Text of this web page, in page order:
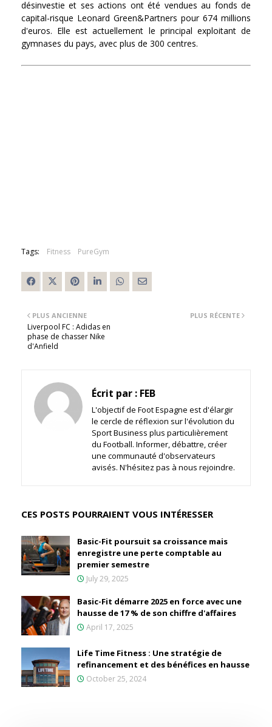
désinvestie et ses actions ont été vendues au fonds de
capital-risque Leonard Green&Partners pour 674 millions
d'euros. Elle est actuellement le principal exploitant de
gymnases du pays, avec plus de 300 centres.
Tags: Fitness PureGym
PLUS RÉCENTE
PLUS ANCIENNE
Liverpool FC : Adidas en
phase de chasser Nike
d'Anfield
Écrit par : FEB
L'objectif de Foot Espagne est d'élargir
le cercle de réflexion sur l'évolution du
Sport Business plus particulièrement
du Football. Informer, débattre, créer
une communauté d'observateurs
avisés. N'hésitez pas à nous rejoindre.
CES POSTS POURRAIENT VOUS INTÉRESSER
Basic-Fit poursuit sa croissance mais
enregistre une perte comptable au
premier semestre
July 29, 2025
Basic-Fit démarre 2025 en force avec une
hausse de 17 % de son chiffre d'affaires
April 17, 2025
Life Time Fitness : Une stratégie de
refinancement et des bénéfices en hausse
October 25, 2024